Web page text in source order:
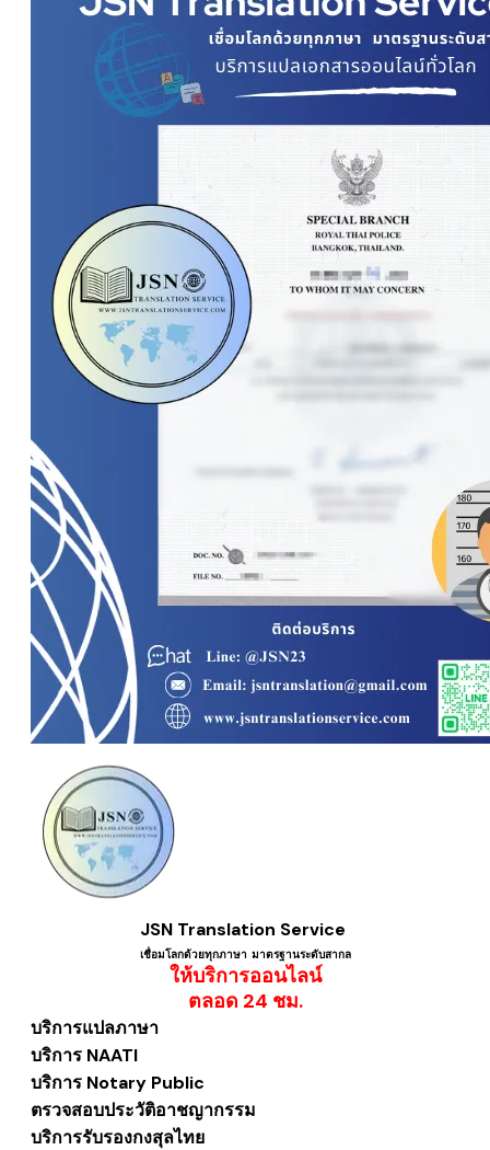
JSN Translation Service
เชื่อมโลกด้วยทุกภาษา ​มาตรฐานระดับสากล
ให้บริการออนไลน์
​ตลอด 24 ชม.
บริการแปลภาษา
บริการ NAATI
บริการ Notary Public
ตรวจสอบประวัติอาชญากรรม
บริการรับรองกงสุลไทย